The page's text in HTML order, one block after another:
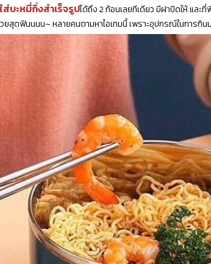
ใส่บะหมี่กึ่งสำเร็จรูปได้ถึง 2 ก้อนเลยทีเดียว มีฝาปิดให้ และ
สุดฟินนนน~ หลายคนตามหาไอเทมนี้ เพราะอุปกรณ์ในการกิ